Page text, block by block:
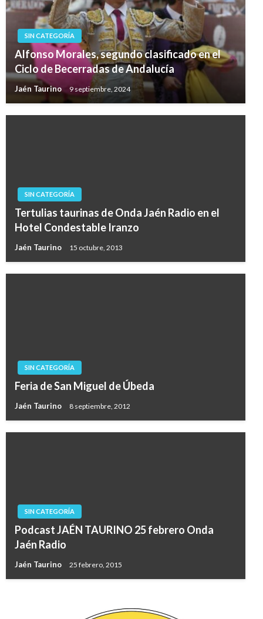
SIN CATEGORÍA
Alfonso Morales, segundo clasificado en el
Ciclo de Becerradas de Andalucía
Jaén Taurino 9 septiembre, 2024
SIN CATEGORÍA
Tertulias taurinas de Onda Jaén Radio en el
Hotel Condestable Iranzo
Jaén Taurino 15 octubre, 2013
SIN CATEGORÍA
Feria de San Miguel de Úbeda
Jaén Taurino 8 septiembre, 2012
SIN CATEGORÍA
Podcast JAÉN TAURINO 25 febrero Onda
Jaén Radio
Jaén Taurino 25 febrero, 2015